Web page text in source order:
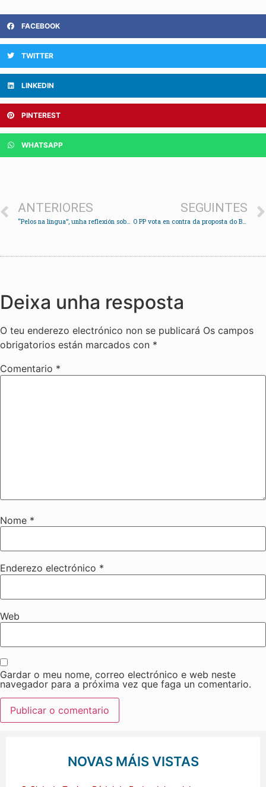
FACEBOOK
TWITTER
LINKEDIN
PINTEREST
WHATSAPP
ANTERIORES
“Pelos na lingua”, unha reflexión sobre o idioma galego desde a retranca e o humor
SEGUINTES
O PP vota en contra da proposta do BNG que pedía no Parlamento eliminar a peaxe en Rande
Deixa unha resposta
O teu enderezo electrónico non se publicará Os campos
obrigatorios están marcados con *
Comentario *
Nome *
Enderezo electrónico *
Web
Gardar o meu nome, correo electrónico e web neste
navegador para a próxima vez que faga un comentario.
NOVAS MÁIS VISTAS